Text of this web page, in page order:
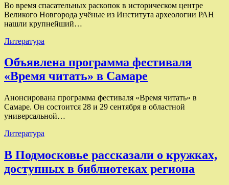
Во время спасательных раскопок в историческом центре
Великого Новгорода учёные из Института археологии РАН
нашли крупнейший…
Литература
Объявлена программа фестиваля
«Время читать» в Самаре
Анонсирована программа фестиваля «Время читать» в
Самаре. Он состоится 28 и 29 сентября в областной
универсальной…
Литература
В Подмосковье рассказали о кружках,
доступных в библиотеках региона